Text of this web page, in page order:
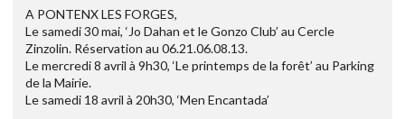
A PONTENX LES FORGES,
Le samedi 30 mai, ‘Jo Dahan et le Gonzo Club’ au Cercle
Zinzolin. Réservation au 06.21.06.08.13.
Le mercredi 8 avril à 9h30, ‘Le printemps de la forêt’ au Parking
de la Mairie.
Le samedi 18 avril à 20h30, ‘Men Encantada’